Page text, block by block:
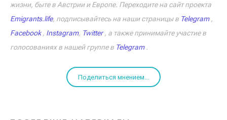
жизни, быте в Австрии и Европе. Переходите на сайт проекта
Emigrants.life, подписывайтесь на наши страницы в Telegram,
Facebook, Instagram, Twitter, а также принимайте участие в
голосованиях в нашей группе в Telegram.
Поделиться мнением...